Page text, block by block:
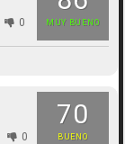
MUY BUENO
0
70
BUENO
0